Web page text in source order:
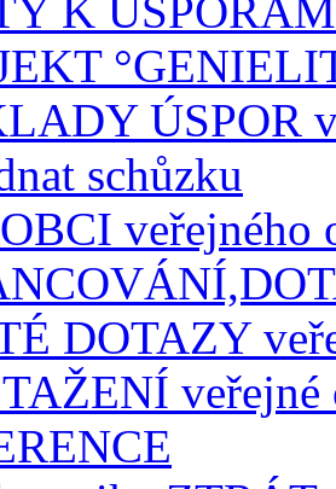
K
ÚSPOR
schůzku
veřejného
DOTAZY
veřejné